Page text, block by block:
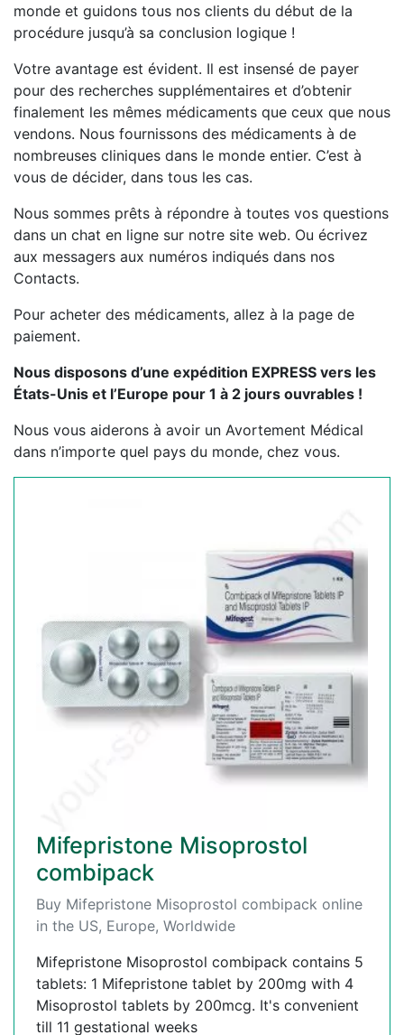
monde et guidons tous nos clients du début de la
procédure jusqu’à sa conclusion logique !
Votre avantage est évident. Il est insensé de payer
pour des recherches supplémentaires et d’obtenir
finalement les mêmes médicaments que ceux que nous
vendons. Nous fournissons des médicaments à de
nombreuses cliniques dans le monde entier. C’est à
vous de décider, dans tous les cas.
Nous sommes prêts à répondre à toutes vos questions
dans un chat en ligne sur notre site web. Ou écrivez
aux messagers aux numéros indiqués dans nos
Contacts.
Pour acheter des médicaments, allez à la page de
paiement.
Nous disposons d’une expédition EXPRESS vers les
États-Unis et l’Europe pour 1 à 2 jours ouvrables !
Nous vous aiderons à avoir un Avortement Médical
dans n’importe quel pays du monde, chez vous.
Mifepristone Misoprostol
combipack
Buy Mifepristone Misoprostol combipack online
in the US, Europe, Worldwide
Mifepristone Misoprostol combipack contains 5
tablets: 1 Mifepristone tablet by 200mg with 4
Misoprostol tablets by 200mcg. It's convenient
till 11 gestational weeks